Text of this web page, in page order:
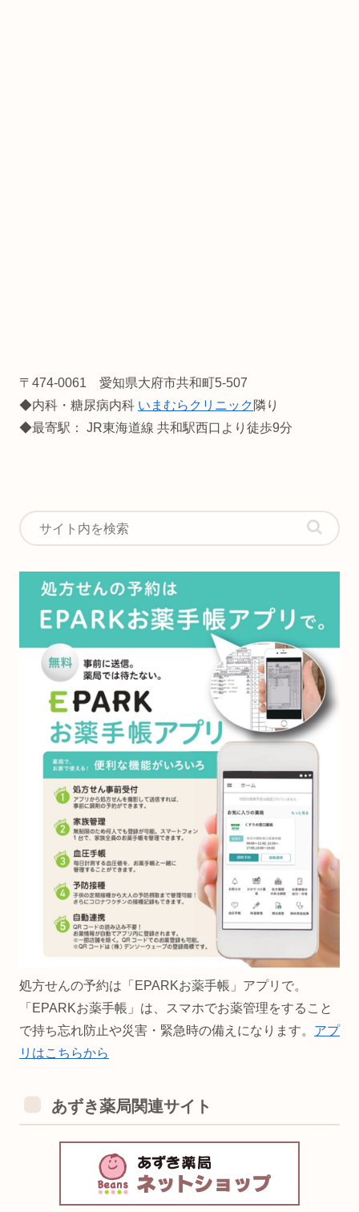
〒474-0061 愛知県大府市共和町5-507
◆内科・糖尿病内科 いまむらクリニック 隣り
◆最寄駅： JR東海道線 共和駅西口より徒歩9分
処方せんの予約は「EPARKお薬手帳」アプリで。
「EPARKお薬手帳」は、スマホでお薬管理をすること
で持ち忘れ防止や災害・緊急時の備えになります。 アプ
リはこちらから
あずき薬局関連サイト